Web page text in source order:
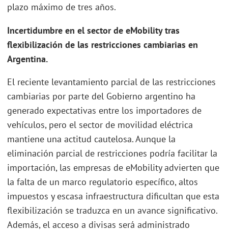
plazo máximo de tres años.
Incertidumbre en el sector de eMobility tras
flexibilización de las restricciones cambiarias en
Argentina.
El reciente levantamiento parcial de las restricciones
cambiarias por parte del Gobierno argentino ha
generado expectativas entre los importadores de
vehículos, pero el sector de movilidad eléctrica
mantiene una actitud cautelosa. Aunque la
eliminación parcial de restricciones podría facilitar la
importación, las empresas de eMobility advierten que
la falta de un marco regulatorio específico, altos
impuestos y escasa infraestructura dificultan que esta
flexibilización se traduzca en un avance significativo.
Además, el acceso a divisas será administrado